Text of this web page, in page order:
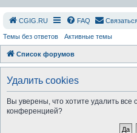
СGIG.RU FAQ
Темы без ответов Активные темы
Список форумов
Удалить cookies
Вы уверены, что хотите удалить
конференцией?